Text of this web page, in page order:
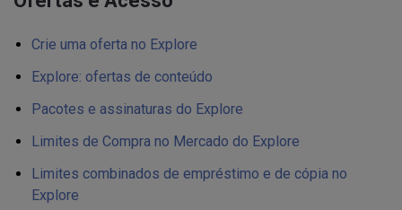
Crie uma oferta no Explore
Explore: ofertas de conteúdo
Pacotes e assinaturas do Explore
Limites de Compra no Mercado do Explore
Limites combinados de empréstimo e de cópia no
Explore